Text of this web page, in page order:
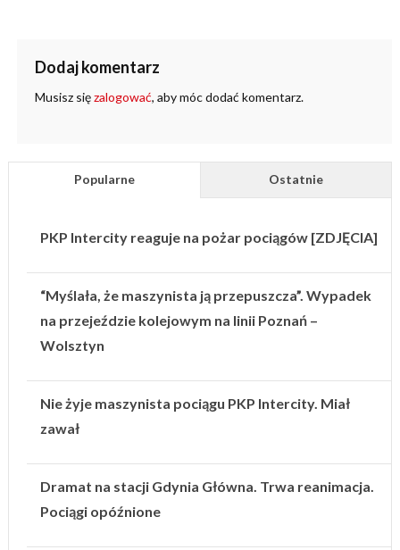
Dodaj komentarz
Musisz sięzalogować, aby móc dodać komentarz.
Popularne Ostatnie
PKP Intercity reaguje na pożar pociągów [ZDJĘCIA]
“Myślała, że maszynista ją przepuszcza”. Wypadek
na przejeździe kolejowym na linii Poznań –
Wolsztyn
Nie żyje maszynista pociągu PKP Intercity. Miał
zawał
Dramat na stacji Gdynia Główna. Trwa reanimacja.
Pociągi opóźnione